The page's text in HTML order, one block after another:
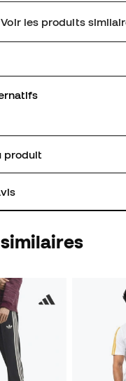
Voir les produits
produit